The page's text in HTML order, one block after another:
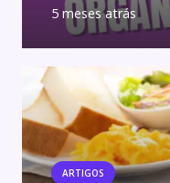
5 meses atrás
ARTIGOS